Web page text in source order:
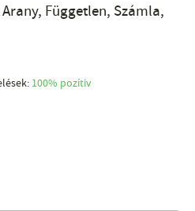
Független, Számla,
100% pozítiv